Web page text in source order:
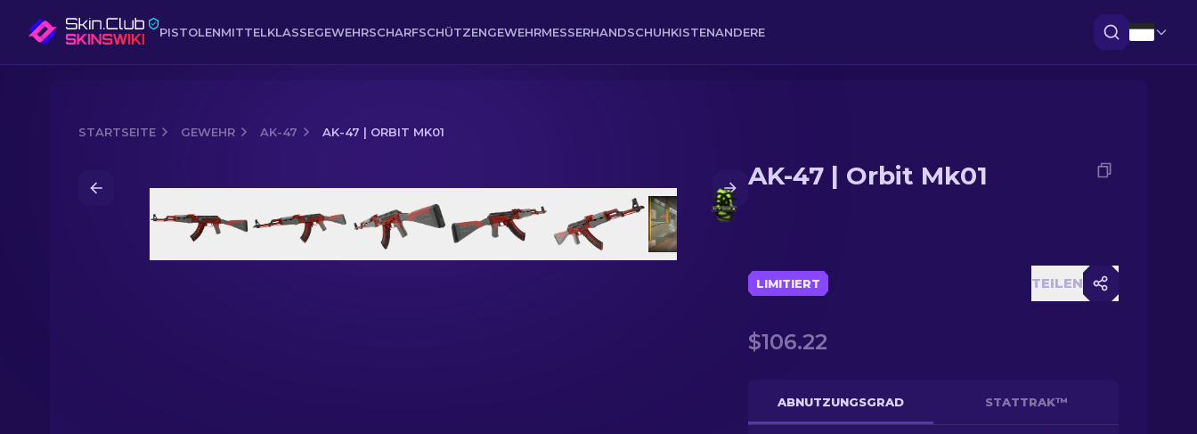
PISTOLENMITTELKLASSEGEWEHRSCHARFSCHÜTZENGEWEHRMESSERHANDSCHUHKISTENANDERE
STARTSEITE GEWEHR AK-47 AK-47 | ORBIT MK01
AK-47 | Orbit Mk01
LIMITIERT TEILEN
$106.22
ABNUTZUNGSGRAD STATTRAK™